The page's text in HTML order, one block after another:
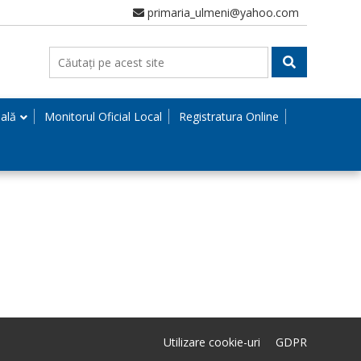
primaria_ulmeni@yahoo.com
Monitorul Oficial Local Registratura Online
Utilizare cookie-uri GDPR